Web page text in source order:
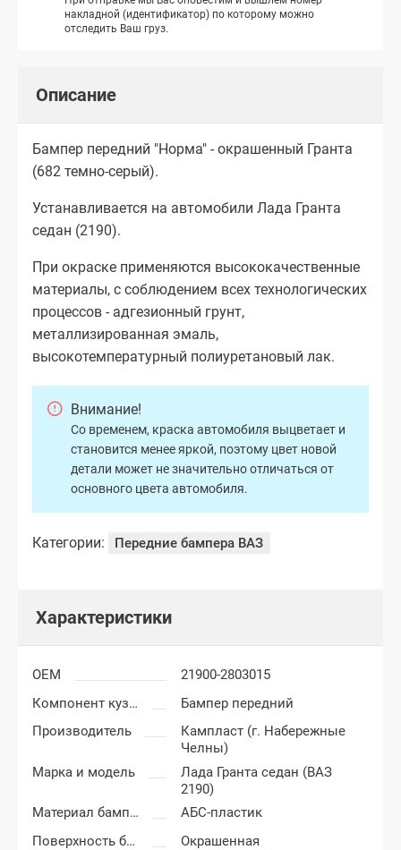
накладной (идентификатор) по которому можно
отследить Ваш груз.
Описание
Бампер передний "Норма" - окрашенный Гранта
(682 темно-серый).
Устанавливается на автомобили Лада Гранта
седан (2190).
При окраске применяются высококачественные
материалы, с соблюдением всех технологических
процессов - адгезионный грунт,
металлизированная эмаль,
высокотемпературный полиуретановый лак.
Внимание!
Со временем, краска автомобиля выцветает и
становится менее яркой, поэтому цвет новой
детали может не значительно отличаться от
основного цвета автомобиля.
Категории: Передние бампера ВАЗ
Характеристики
OEM
21900-2803015
Компонент кузова
Бампер передний
Производитель
Кампласт (г. Набережные
Челны)
Марка и модель
Лада Гранта седан (ВАЗ
2190)
Материал бампера
АБС-пластик
Поверхность бампера
Окрашенная